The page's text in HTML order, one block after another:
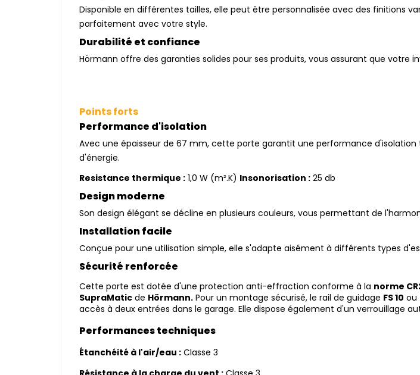
Disponible en différentes tailles, elle peut être personnalisée avec des finitions
parfaitement avec votre style.
Durabilité et confiance
Hörmann offre des garanties solides pour ses produits, vous assurant que votre
Points forts
Performance d'isolation
Avec une épaisseur de 67 mm, cette porte garantit une performance
d'énergie.
Resistance thermique : 1,0 W (m².K) Insonorisation : 25
Design moderne
Son design élégant se décline en plusieurs couleurs, vous permettant de
Installation facile
Conçue pour une utilisation simple, elle s'adapte aisément à différents types
Sécurité renforcée
Cette porte est dotée d'une protection anti-effraction conforme à la norme
SupraMatic de Hörmann. Pour un montage sécurisé, le rail de guidage FS 10 ou
accès à deux entrées dans le garage. Elle dispose également d'un verrouillage
Performances techniques
Étanchéité à l'air/eau : Classe 3